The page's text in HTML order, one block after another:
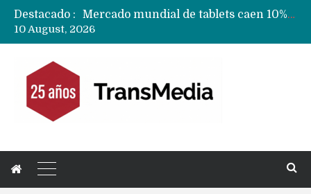
Destacado :
Fabricantes suben precios de teléfonos y ganan más dinero en un mercado donde Xiaomi alerta por no mejorar ventas
10 August, 2026